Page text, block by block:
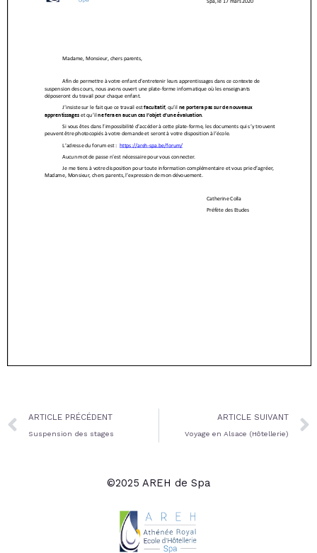
Prev
ARTICLE PRÉCÉDENT
Suspension des stages
ARTICLE SUIVANT
Voyage en Alsace (Hôtellerie)
©2025 AREH de Spa